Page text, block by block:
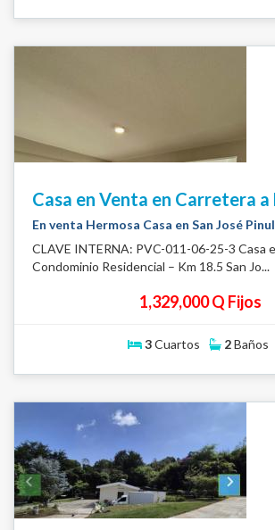
Casa en Venta en Carretera a
En venta Hermosa Casa en San José
CLAVE INTERNA: PVC-011-06-25-3 Casa
Condominio Residencial – Km 18.5 San Jo...
1,329,000 Q Fijos
3Cuartos 2Baños